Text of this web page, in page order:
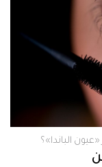
الباندا»؟